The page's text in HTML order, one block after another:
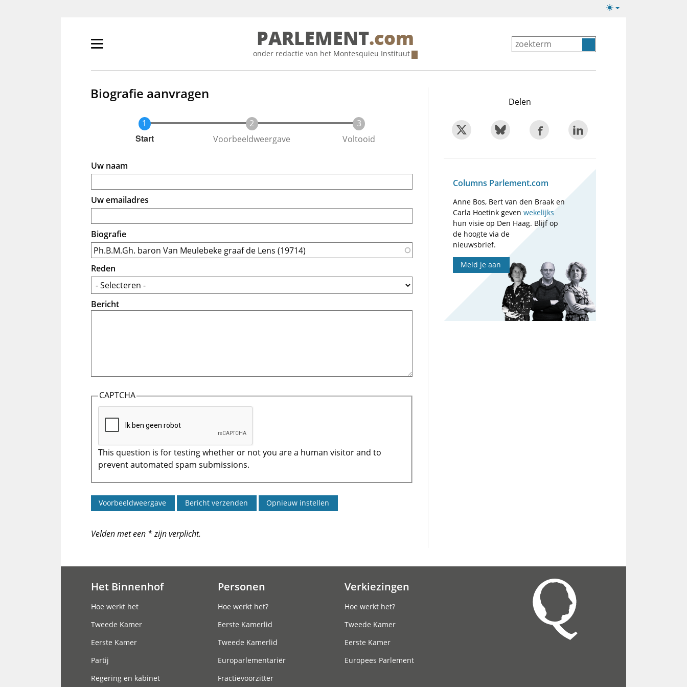
Lichte/donkere
Primair
tonen/verbergen
PARLEMENT.com
onder redactie van het Montesquieu Instituut
Biografie aanvragen
Huidige
Start Voorbeeldweergave Voltooid
Uw naam
Uw emailadres
Biografie
Reden
Bericht
CAPTCHA
This question is for testing whether or not you are a human visitor and to
prevent automated spam submissions.
Velden met een * zijn verplicht.
Delen
Columns Parlement.com
Anne Bos, Bert van den Braak en
Carla Hoetink gevenwekelijks
hun visie op Den Haag. Blijf op
de hoogte via de
nieuwsbrief.
Meld je aan
Het Binnenhof
Hoe werkt het
Tweede Kamer
Eerste Kamer
Partij
Regering en kabinet
Personen
Hoe werkt het?
Eerste Kamerlid
Tweede Kamerlid
Europarlementariër
Fractievoorzitter
Verkiezingen
Hoe werkt het?
Tweede Kamer
Eerste Kamer
Europees Parlement